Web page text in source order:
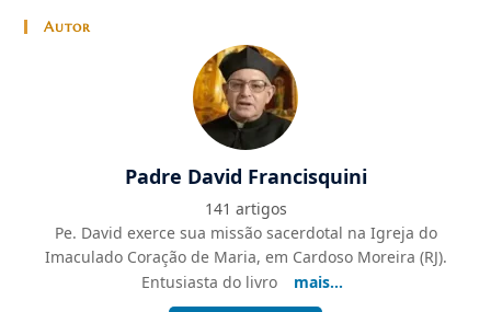
Autor
Padre David Francisquini
141 artigos
Pe. David exerce sua missão sacerdotal na Igreja do
Imaculado Coração de Maria, em Cardoso Moreira (RJ).
Entusiasta do livro
mais...